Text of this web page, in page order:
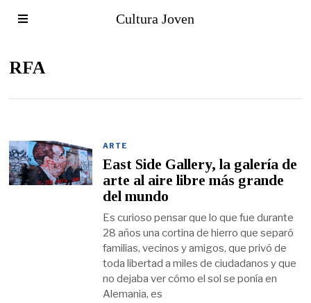
Cultura Joven
RFA
ARTE
East Side Gallery, la galería de
arte al aire libre más grande
del mundo
Es curioso pensar que lo que fue durante
28 años una cortina de hierro que separó
familias, vecinos y amigos, que privó de
toda libertad a miles de ciudadanos y que
no dejaba ver cómo el sol se ponía en
Alemania, es